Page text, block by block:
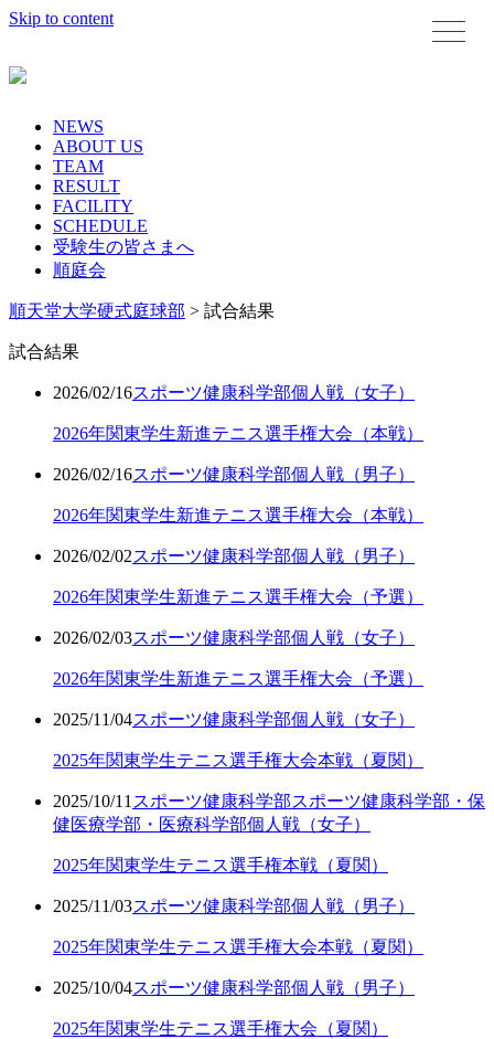
Skip to content
NEWS
ABOUT US
TEAM
RESULT
FACILITY
SCHEDULE
受験生の皆さまへ
順庭会
順天堂大学硬式庭球部 > 試合結果
試合結果
2026/02/16スポーツ健康科学部個人戦（女子）
2026年関東学生新進テニス選手権大会（本戦）
2026/02/16スポーツ健康科学部個人戦（男子）
2026年関東学生新進テニス選手権大会（本戦）
2026/02/02スポーツ健康科学部個人戦（男子）
2026年関東学生新進テニス選手権大会（予選）
2026/02/03スポーツ健康科学部個人戦（女子）
2026年関東学生新進テニス選手権大会（予選）
2025/11/04スポーツ健康科学部個人戦（女子）
2025年関東学生テニス選手権大会本戦（夏関）
2025/10/11 スポーツ健康科学部スポーツ健康科学部・保
健医療学部・医療科学部個人戦（女子）
2025年関東学生テニス選手権本戦（夏関）
2025/11/03スポーツ健康科学部個人戦（男子）
2025年関東学生テニス選手権大会本戦（夏関）
2025/10/04スポーツ健康科学部個人戦（男子）
2025年関東学生テニス選手権大会（夏関）